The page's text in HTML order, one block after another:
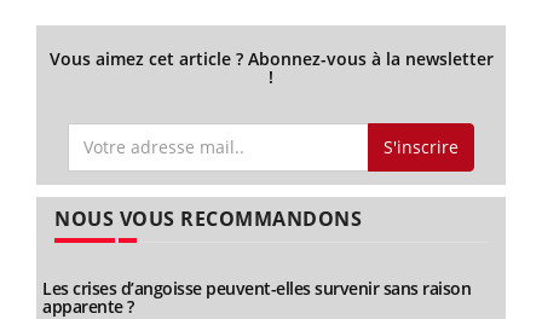
Vous aimez cet article ? Abonnez-vous à la newsletter
!
S'inscrire
NOUS VOUS RECOMMANDONS
Les crises d’angoisse peuvent-elles survenir sans raison
apparente ?